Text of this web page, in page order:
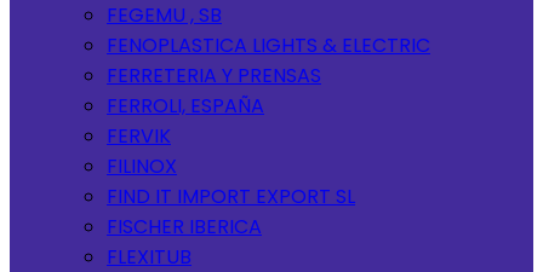
FEGEMU , SB
FENOPLASTICA LIGHTS & ELECTRIC
FERRETERIA Y PRENSAS
FERROLI, ESPAÑA
FERVIK
FILINOX
FIND IT IMPORT EXPORT SL
FISCHER IBERICA
FLEXITUB